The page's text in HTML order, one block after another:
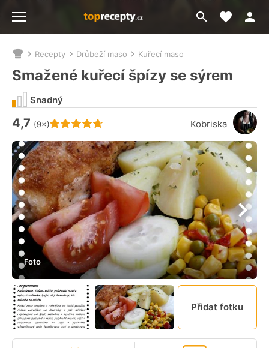
Přejít
na
Moje
Nacházíte
se
zde:
Recepty Drůbeží maso Kuřecí maso
Smažené kuřecí špízy se sýrem
Hodnocení receptu je
4,7 (9×) Kobriska
Snadný
Foto
Přidat fotku